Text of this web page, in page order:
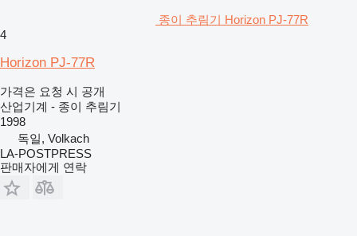
종이 추림기 Horizon PJ-77R
4
Horizon PJ-77R
가격은 요청 시 공개
산업기계 - 종이 추림기
1998
독일, Volkach
LA-POSTPRESS
판매자에게 연락